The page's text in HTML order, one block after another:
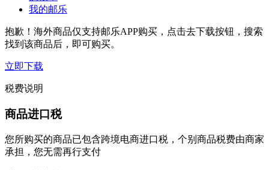
我的邮乐
抱歉！海外商品仅支持邮乐APP购买，点击去下载按钮，搜索
找到该商品后，即可购买。
立即下载
税费说明
商品进口税
您所购买的商品已包含跨境电商进口税，个别商品税费由商家
承担，您无需再行支付